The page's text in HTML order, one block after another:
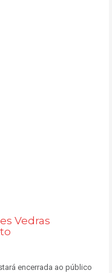
Vedras
encerrada ao público